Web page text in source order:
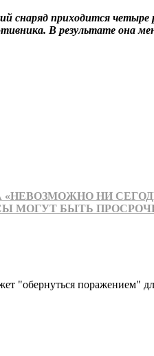
приходится четыре
В результате она
НИ
МОГУТ БЫТЬ
"обернуться поражением"